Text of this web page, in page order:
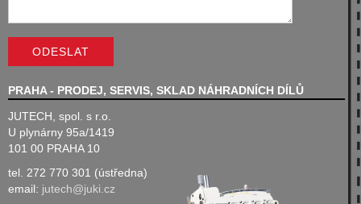
PRAHA - PRODEJ, SERVIS, SKLAD NÁHRADNÍCH DÍLŮ
JUTECH, spol. s r.o.
U plynárny 95a/1419
101 00 PRAHA 10
tel. 272 770 301 (ústředna)
email: jutech@juki.cz